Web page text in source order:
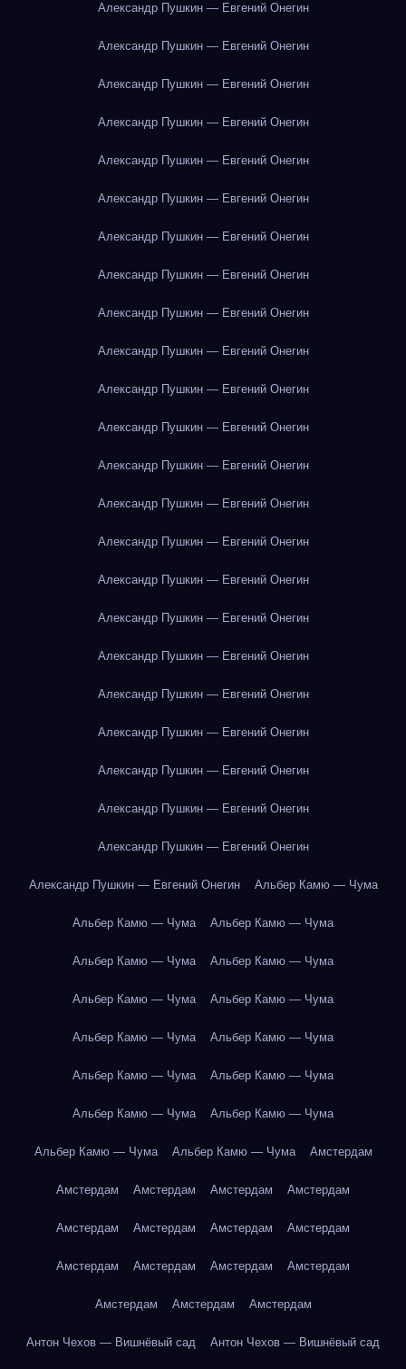
Александр Пушкин — Евгений Онегин
Александр Пушкин — Евгений Онегин
Александр Пушкин — Евгений Онегин
Александр Пушкин — Евгений Онегин
Александр Пушкин — Евгений Онегин
Александр Пушкин — Евгений Онегин
Александр Пушкин — Евгений Онегин
Александр Пушкин — Евгений Онегин
Александр Пушкин — Евгений Онегин
Александр Пушкин — Евгений Онегин
Александр Пушкин — Евгений Онегин
Александр Пушкин — Евгений Онегин
Александр Пушкин — Евгений Онегин
Александр Пушкин — Евгений Онегин
Александр Пушкин — Евгений Онегин
Александр Пушкин — Евгений Онегин
Александр Пушкин — Евгений Онегин
Александр Пушкин — Евгений Онегин
Александр Пушкин — Евгений Онегин
Александр Пушкин — Евгений Онегин
Александр Пушкин — Евгений Онегин
Александр Пушкин — Евгений Онегин
Александр Пушкин — Евгений Онегин
Александр Пушкин — Евгений Онегин Альбер Камю — Чума
Альбер Камю — Чума Альбер Камю — Чума
Альбер Камю — Чума Альбер Камю — Чума
Альбер Камю — Чума Альбер Камю — Чума
Альбер Камю — Чума Альбер Камю — Чума
Альбер Камю — Чума Альбер Камю — Чума
Альбер Камю — Чума Альбер Камю — Чума
Альбер Камю — Чума Альбер Камю — Чума Амстердам
Амстердам Амстердам Амстердам Амстердам
Амстердам Амстердам Амстердам Амстердам
Амстердам Амстердам Амстердам Амстердам
Амстердам Амстердам Амстердам
Антон Чехов — Вишнёвый сад Антон Чехов — Вишнёвый сад